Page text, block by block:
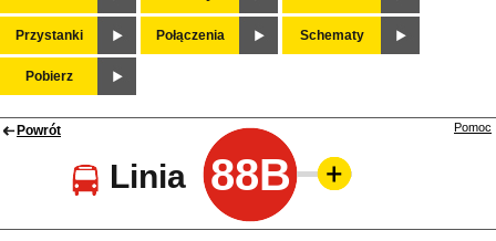
Przystanki Połączenia Schematy
Pobierz
Powrót
Linia 88B
Pomoc